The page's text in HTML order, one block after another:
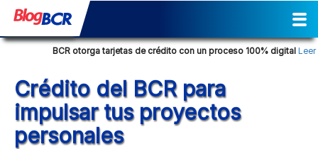
BCR otorga tarjetas de crédito con un proceso 100% digitalLeer
Crédito del BCR para
impulsar tus proyectos
personales